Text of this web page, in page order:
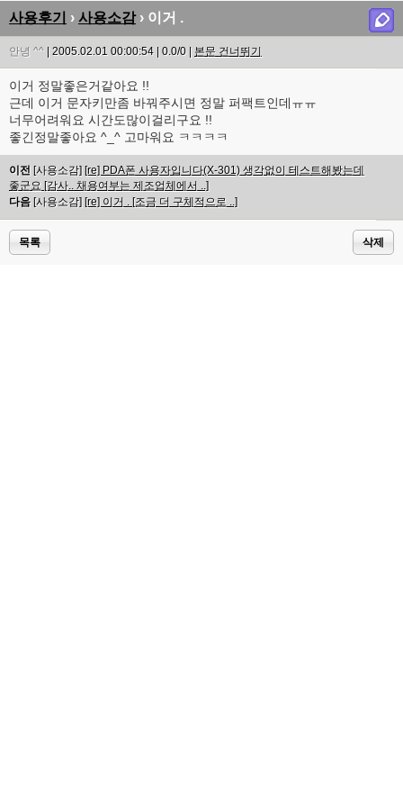
사용후기 › 사용소감› 이거 .
안녕 ^^ | 2005.02.01 00:00:54 | 0.0/0 | 본문 건너뛰기
이거 정말좋은거같아요 !!
근데 이거 문자키만좀 바꿔주시면 정말 퍼팩트인데ㅠㅠ
너무어려워요 시간도많이걸리구요 !!
좋긴정말좋아요 ^_^ 고마워요 ㅋㅋㅋㅋ
이전 [사용소감] [re] PDA폰 사용자입니다(X-301) 생각없이 테스트해봤는데
좋군요 [감사.. 채용여부는 제조업체에서 ..]
다음 [사용소감] [re] 이거 . [조금 더 구체적으로 ..]
목록 삭제